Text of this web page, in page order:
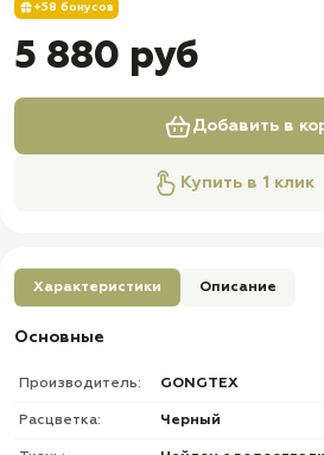
+58 бонусов
5 880 руб
Добавить в
Купить в 1 клик
Характеристики Описание
Основные
Производитель: GONGTEX
Расцветка: Черный